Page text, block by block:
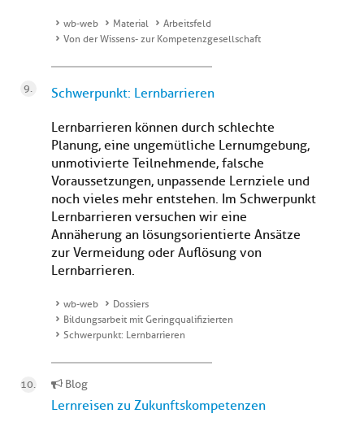
wb-web Material
Arbeitsfeld
Von der Wissens- zur Kompetenzgesellschaft
Schwerpunkt: Lernbarrieren
Lernbarrieren können durch schlechte
Planung, eine ungemütliche Lernumgebung,
unmotivierte Teilnehmende, falsche
Voraussetzungen, unpassende Lernziele und
noch vieles mehr entstehen. Im Schwerpunkt
Lernbarrieren versuchen wir eine
Annäherung an lösungsorientierte Ansätze
zur Vermeidung oder Auflösung von
Lernbarrieren.
wb-web
Dossiers
Bildungsarbeit mit Geringqualifizierten
Schwerpunkt: Lernbarrieren
Blog
Lernreisen zu Zukunftskompetenzen